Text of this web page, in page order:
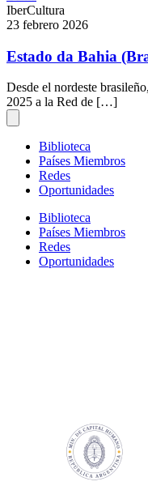
IberCultura
23 febrero 2026
Estado da Bahia
Desde el nordeste
2025 a la Red de […]
Biblioteca
Países Miembros
Redes
Oportunidades
Biblioteca
Países Miembros
Redes
Oportunidades